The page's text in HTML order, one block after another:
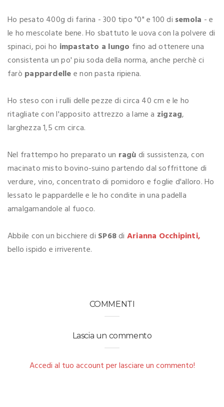
Ho pesato 400g di farina - 300 tipo "0" e 100 di semola - e
le ho mescolate bene. Ho sbattuto le uova con la polvere di
spinaci, poi ho impastato a lungo fino ad ottenere una
consistenta un po' piu soda della norma, anche perchè ci
farò pappardellee non pasta ripiena.
Ho steso con i rulli delle pezze di circa 40 cm e le ho
ritagliate con l'apposito attrezzo a lame a zigzag,
larghezza 1,5 cm circa.
Nel frattempo ho preparato un ragùdi sussistenza, con
macinato misto bovino-suino partendo dal soffrittone di
verdure, vino, concentrato di pomidoro e foglie d'alloro. Ho
lessato le pappardelle e le ho condite in una padella
amalgamandole al fuoco.
Abbile con un bicchiere di SP68di Arianna Occhipinti,
bello ispido e irriverente.
COMMENTI
Lascia un commento
Accedi al tuo account per lasciare un commento!